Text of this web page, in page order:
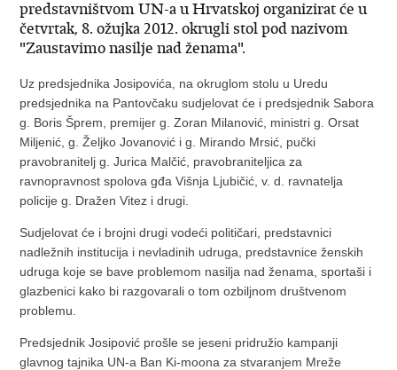
predstavništvom UN-a u Hrvatskoj organizirat će u
četvrtak, 8. ožujka 2012. okrugli stol pod nazivom
"Zaustavimo nasilje nad ženama".
Uz predsjednika Josipovića, na okruglom stolu u Uredu
predsjednika na Pantovčaku sudjelovat će i predsjednik Sabora
g. Boris Šprem, premijer g. Zoran Milanović, ministri g. Orsat
Miljenić, g. Željko Jovanović i g. Mirando Mrsić, pučki
pravobranitelj g. Jurica Malčić, pravobraniteljica za
ravnopravnost spolova gđa Višnja Ljubičić, v. d. ravnatelja
policije g. Dražen Vitez i drugi.
Sudjelovat će i brojni drugi vodeći političari, predstavnici
nadležnih institucija i nevladinih udruga, predstavnice ženskih
udruga koje se bave problemom nasilja nad ženama, sportaši i
glazbenici kako bi razgovarali o tom ozbiljnom društvenom
problemu.
Predsjednik Josipović prošle se jeseni pridružio kampanji
glavnog tajnika UN-a Ban Ki-moona za stvaranjem Mreže